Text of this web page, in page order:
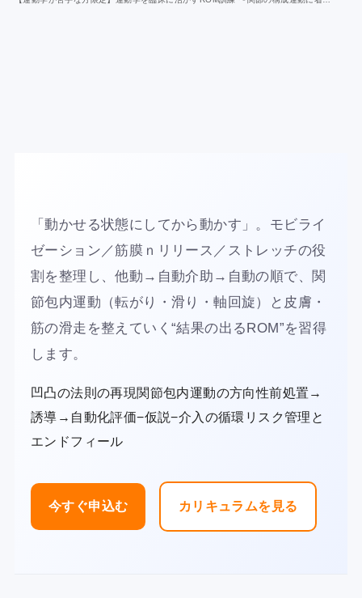
「動かせる状態にしてから動かす」。 モビライ
ゼーション／筋膜ｎリリース／ストレッチの役
割を整理し、他動→自動介助→自動の順で、関
節包内運動（転がり・滑り・軸回旋）と皮膚・
筋の滑走を整えていく“結果の出るROM”を習得
します。
凹凸の法則の再現関節包内運動の方向性前処置→
誘導→自動化評価−仮説−介入の循環リスク管理と
エンドフィール
今すぐ申込む カリキュラムを見る